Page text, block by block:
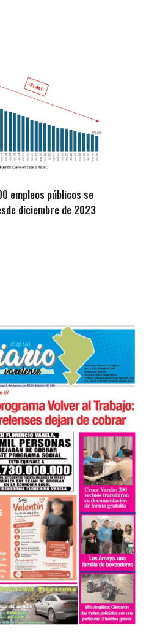
empleos públicos se
diciembre de 2023